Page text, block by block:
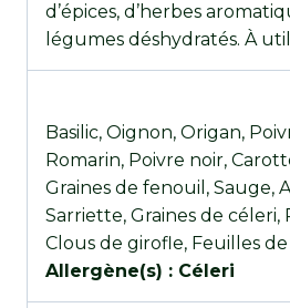
d’épices, d’herbes
légumes déshydratés. À
Basilic, Oignon, Origan,
Romarin, Poivre noir,
Graines de fenouil, Sauge,
Sarriette, Graines de céleri,
Clous de girofle, Feuilles
Allergène(s) : Céleri